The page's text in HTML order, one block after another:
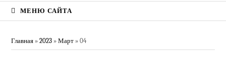
МЕНЮ САЙТА
Главная »2023 » Март » 04